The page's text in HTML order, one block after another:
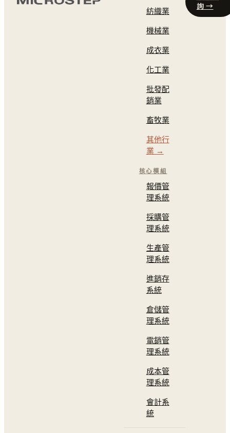
紡織業
機械業
成衣業
化工業
批發配
銷業
畜牧業
其他行
業 →
核心模組
報價管
理系統
採購管
理系統
生產管
理系統
進銷存
系統
倉儲管
理系統
電銷管
理系統
成本管
理系統
會計系
統
詢 →